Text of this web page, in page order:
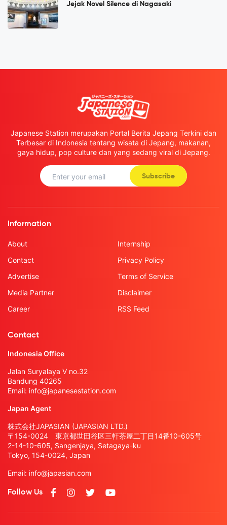
Jejak Novel Silence di Nagasaki
Japanese Station merupakan Portal Berita Jepang Terkini dan
Terbesar di Indonesia tentang wisata di Jepang, makanan,
gaya hidup, pop culture dan yang sedang viral di Jepang.
Subscribe
Information
About
Contact
Advertise
Media Partner
Career
Internship
Privacy Policy
Terms of Service
Disclaimer
RSS Feed
Contact
Indonesia Office
Jalan Suryalaya V no.32
Bandung 40265
Email: info@japanesestation.com
Japan Agent
株式会社JAPASIAN (JAPASIAN LTD.)
〒154-0024 東京都世田谷区三軒茶屋二丁目14番10-605号
2-14-10-605, Sangenjaya, Setagaya-ku
Tokyo, 154-0024, Japan
Email: info@japasian.com
Follow Us